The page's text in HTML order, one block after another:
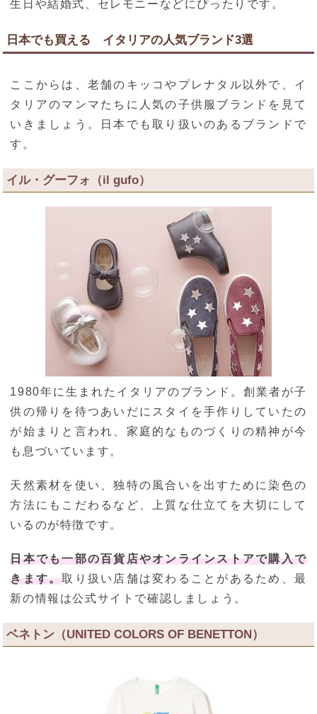
生日や結婚式、セレモニーなどにぴったりです。
日本でも買える イタリアの人気ブランド3選
ここからは、老舗のキッコやプレナタル以外で、イ
タリアのマンマたちに人気の子供服ブランドを見て
いきましょう。日本でも取り扱いのあるブランドで
す。
イル・グーフォ（il gufo）
1980年に生まれたイタリアのブランド。創業者が子
供の帰りを待つあいだにスタイを手作りしていたの
が始まりと言われ、家庭的なものづくりの精神が今
も息づいています。
天然素材を使い、独特の風合いを出すために染色の
方法にもこだわるなど、上質な仕立てを大切にして
いるのが特徴です。
日本でも一部の百貨店やオンラインストアで購入で
きます。取り扱い店舗は変わることがあるため、最
新の情報は公式サイトで確認しましょう。
ベネトン（UNITED COLORS OF BENETTON）